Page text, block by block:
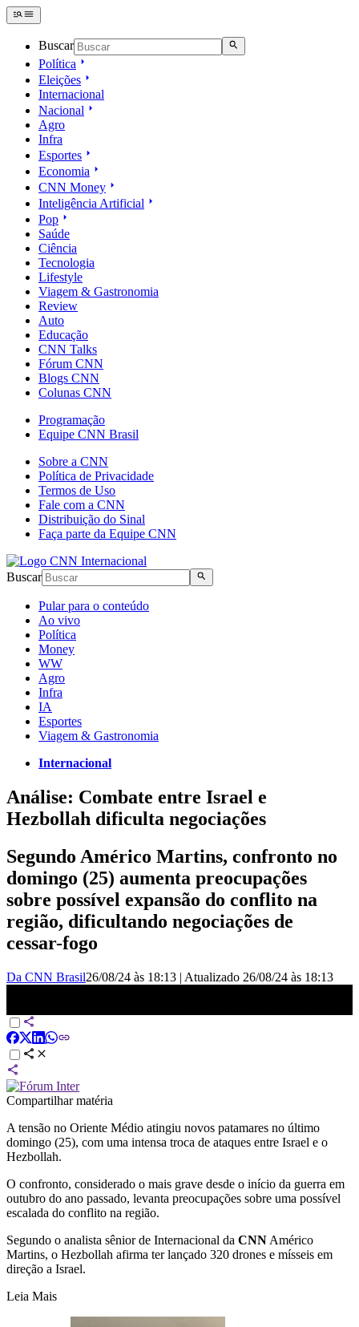
Buscar
Política
Eleições
Internacional
Nacional
Agro
Infra
Esportes
Economia
CNN Money
Inteligência Artificial
Pop
Saúde
Ciência
Tecnologia
Lifestyle
Viagem & Gastronomia
Review
Auto
Educação
CNN Talks
Fórum CNN
Blogs CNN
Colunas CNN
Programação
Equipe CNN Brasil
Sobre a CNN
Política de Privacidade
Termos de Uso
Fale com a CNN
Distribuição do Sinal
Faça parte da Equipe CNN
Buscar
Pular para o conteúdo
Ao vivo
Política
Money
WW
Agro
Infra
IA
Esportes
Viagem & Gastronomia
Internacional
Análise: Combate entre Israel e
Hezbollah dificulta negociações
Segundo Américo Martins, confronto no
domingo (25) aumenta preocupações
sobre possível expansão do conflito na
região, dificultando negociações de
cessar-fogo
Da CNN Brasil26/08/24 às 18:13 | Atualizado 26/08/24 às 18:13
Compartilhar matéria
A tensão no Oriente Médio atingiu novos patamares no último
domingo (25), com uma intensa troca de ataques entre Israel e o
Hezbollah.
O confronto, considerado o mais grave desde o início da guerra em
outubro do ano passado, levanta preocupações sobre uma possível
escalada do conflito na região.
Segundo o analista sênior de Internacional da CNN Américo
Martins, o Hezbollah afirma ter lançado 320 drones e mísseis em
direção a Israel.
Leia Mais